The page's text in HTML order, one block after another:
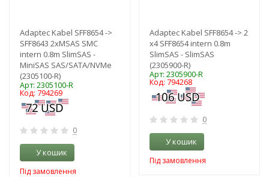
Adaptec Kabel SFF8654 ->
SFF8643 2xMSAS SMC
intern 0.8m SlimSAS -
MiniSAS SAS/SATA/NVMe
(2305100-R)
Арт: 2305100-R
Код: 794269
0
У кошик
Під замовлення
Adaptec Kabel SFF8654 -> 2
x4 SFF8654 intern 0.8m
SlimSAS - SlimSAS
(2305900-R)
Арт: 2305900-R
Код: 794268
0
У кошик
Під замовлення